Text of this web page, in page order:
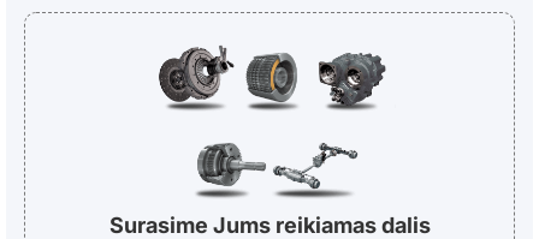
Surasime Jums reikiamas dalis